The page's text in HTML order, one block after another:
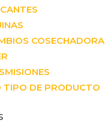
COSECHADORA
TIPO DE PRODUCTO